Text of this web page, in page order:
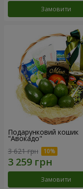
Замовити
Подарунковий кошик
"Авокадо"
3 621 грн
Замовити